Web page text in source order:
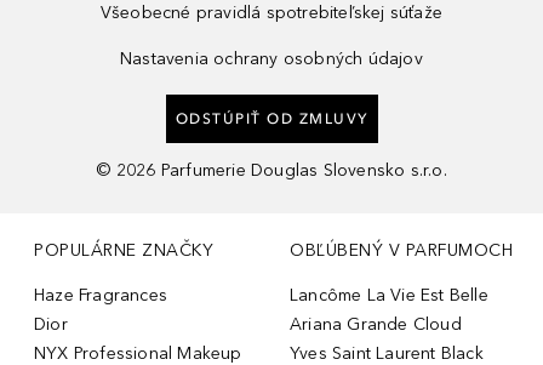
Všeobecné pravidlá spotrebiteľskej súťaže
Nastavenia ochrany osobných údajov
ODSTÚPIŤ OD ZMLUVY
© 2026 Parfumerie Douglas Slovensko s.r.o.
POPULÁRNE ZNAČKY
Haze Fragrances
Dior
NYX Professional Makeup
OBĽÚBENÝ V PARFUMOCH
Lancôme La Vie Est Belle
Ariana Grande Cloud
Yves Saint Laurent Black